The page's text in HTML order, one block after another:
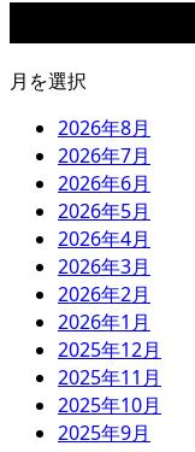
月を選択
2026年8月
2026年7月
2026年6月
2026年5月
2026年4月
2026年3月
2026年2月
2026年1月
2025年12月
2025年11月
2025年10月
2025年9月